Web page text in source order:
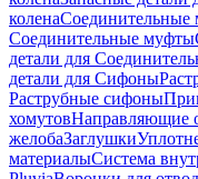
коленаСоединительные
Соединительные муфты
детали для
детали для Сифоны
Раструбные сифоны
хомутовНаправляющие
желобаЗаглушки
материалыСистема